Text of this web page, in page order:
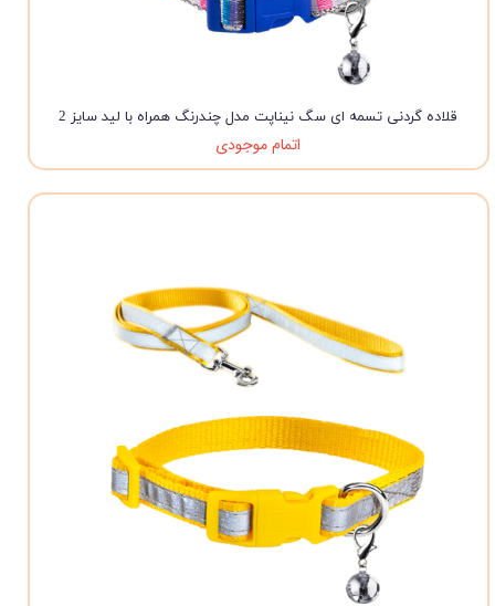
قلاده گردنی تسمه ای سگ نیناپت مدل چندرنگ همراه با لید سایز 2
اتمام موجودی